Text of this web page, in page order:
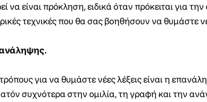
να είναι πρόκληση, ειδικά όταν πρόκειται για
τεχνικές που θα σας βοηθήσουν να θυμάστε
για να θυμάστε νέες λέξεις είναι η
συχνότερα στην ομιλία, τη γραφή και την